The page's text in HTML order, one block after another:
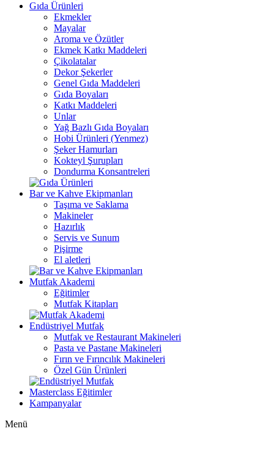
Gıda Ürünleri
Ekmekler
Mayalar
Aroma ve Özütler
Ekmek Katkı Maddeleri
Çikolatalar
Dekor Şekerler
Genel Gıda Maddeleri
Gıda Boyaları
Katkı Maddeleri
Unlar
Yağ Bazlı Gıda Boyaları
Hobi Ürünleri (Yenmez)
Şeker Hamurları
Kokteyl Şurupları
Dondurma Konsantreleri
Bar ve Kahve Ekipmanları
Taşıma ve Saklama
Makineler
Hazırlık
Servis ve Sunum
Pişirme
El aletleri
Mutfak Akademi
Eğitimler
Mutfak Kitapları
Endüstriyel Mutfak
Mutfak ve Restaurant Makineleri
Pasta ve Pastane Makineleri
Fırın ve Fırıncılık Makineleri
Özel Gün Ürünleri
Masterclass Eğitimler
Kampanyalar
Menü